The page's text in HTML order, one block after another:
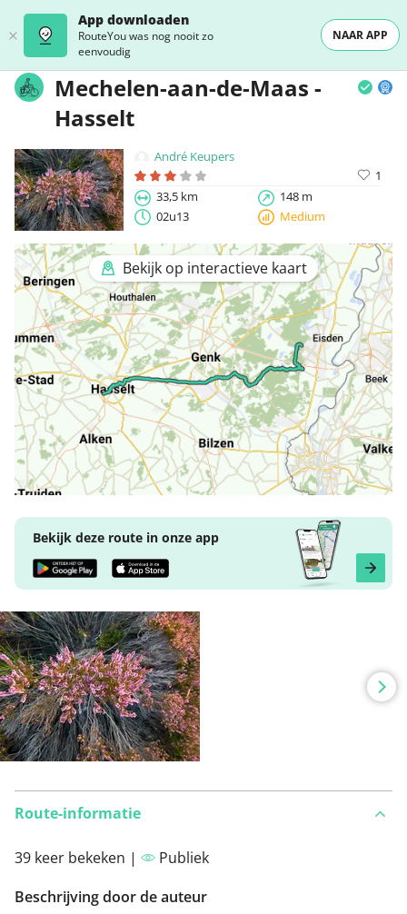
App downloaden
RouteYou was nog nooit zo
eenvoudig
NAAR APP
Mechelen-aan-de-Maas -
Hasselt
André Keupers
1
33,5 km
148 m
02u13
Medium
Bekijk op interactieve kaart
Bekijk deze route in onze app
Route-informatie
39 keer bekeken |
Publiek
Beschrijving door de auteur